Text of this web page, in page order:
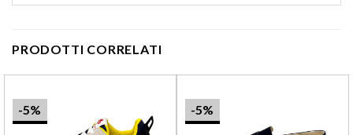
PRODOTTI CORRELATI
-5% -5%